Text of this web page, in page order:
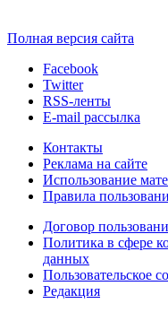
Полная версия сайта
Facebook
Twitter
RSS-ленты
E-mail рассылка
Контакты
Реклама на сайте
Использование
Правила
Договор
Политика в сфере
данных
Пользовательское
Редакция